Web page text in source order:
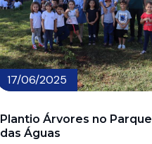
17/06/2025
Plantio Árvores no Parque
das Águas